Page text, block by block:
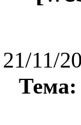
21/11/
Тема: